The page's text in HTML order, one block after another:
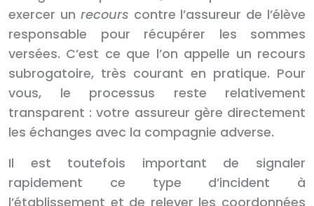
exercer un recours contre l’assureur de l’élève
responsable pour récupérer les sommes
versées. C’est ce que l’on appelle un recours
subrogatoire, très courant en pratique. Pour
vous, le processus reste relativement
transparent : votre assureur gère directement
les échanges avec la compagnie adverse.
Il est toutefois important de signaler
rapidement ce type d’incident à
l’établissement et de relever les coordonnées